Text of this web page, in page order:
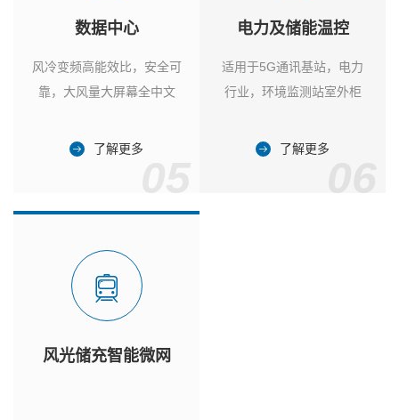
数据中心
风冷变频高能效比，安全可
靠，大风量大屏幕全中文
了解更多
电力及储能温控
适用于5G通讯基站，电力
行业，环境监测站室外柜
了解更多
风光储充智能微网